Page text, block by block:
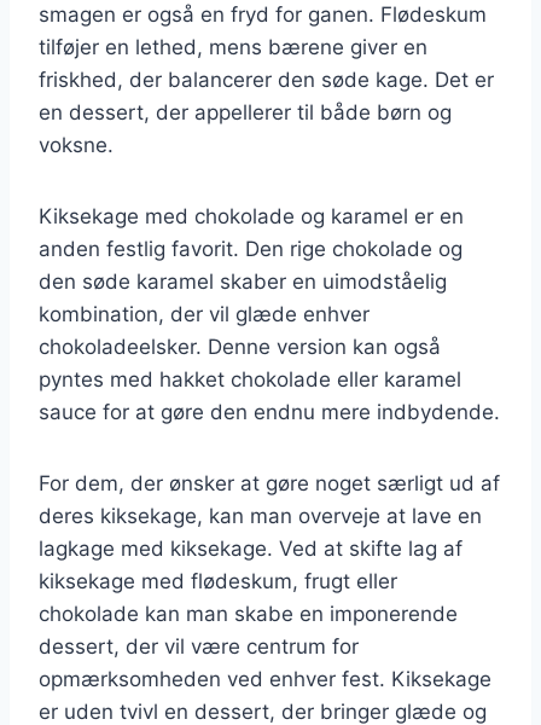
smagen er også en fryd for ganen. Flødeskum
tilføjer en lethed, mens bærene giver en
friskhed, der balancerer den søde kage. Det er
en dessert, der appellerer til både børn og
voksne.
Kiksekage med chokolade og karamel er en
anden festlig favorit. Den rige chokolade og
den søde karamel skaber en uimodståelig
kombination, der vil glæde enhver
chokoladeelsker. Denne version kan også
pyntes med hakket chokolade eller karamel
sauce for at gøre den endnu mere indbydende.
For dem, der ønsker at gøre noget særligt ud af
deres kiksekage, kan man overveje at lave en
lagkage med kiksekage. Ved at skifte lag af
kiksekage med flødeskum, frugt eller
chokolade kan man skabe en imponerende
dessert, der vil være centrum for
opmærksomheden ved enhver fest. Kiksekage
er uden tvivl en dessert, der bringer glæde og